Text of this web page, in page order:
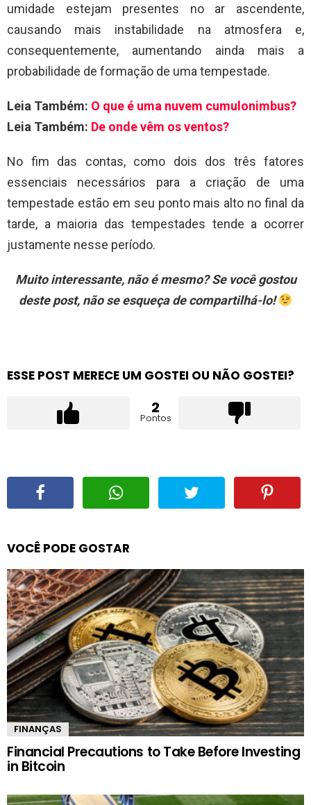
umidade estejam presentes no ar ascendente,
causando mais instabilidade na atmosfera e,
consequentemente, aumentando ainda mais a
probabilidade de formação de uma tempestade.
Leia Também: O que é uma nuvem cumulonimbus?
Leia Também: De onde vêm os ventos?
No fim das contas, como dois dos três fatores
essenciais necessários para a criação de uma
tempestade estão em seu ponto mais alto no final da
tarde, a maioria das tempestades tende a ocorrer
justamente nesse período.
Muito interessante, não é mesmo? Se você gostou
deste post, não se esqueça de compartilhá-lo!
ESSE POST MERECE UM GOSTEI OU NÃO GOSTEI?
2
Pontos
VOCÊ PODE GOSTAR
FINANÇAS
Financial Precautions to Take Before Investing
in Bitcoin